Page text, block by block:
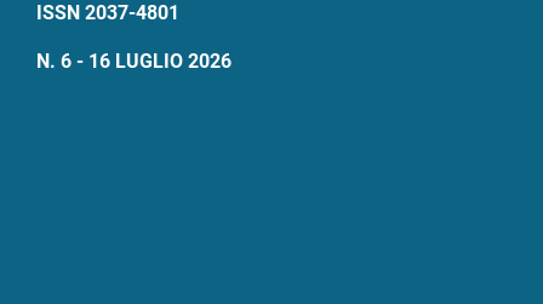
ISSN 2037-4801
N. 6 - 16 LUGLIO 2026